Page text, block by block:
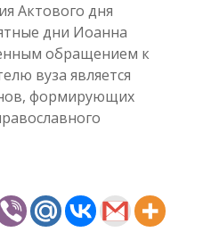
Актового дня
дни Иоанна
обращением к
вуза является
формирующих